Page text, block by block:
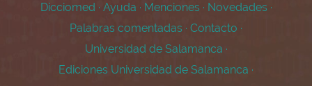
Dicciomed · Ayuda · Menciones · Novedades ·
Palabras comentadas · Contacto ·
Universidad de Salamanca ·
Ediciones Universidad de Salamanca ·